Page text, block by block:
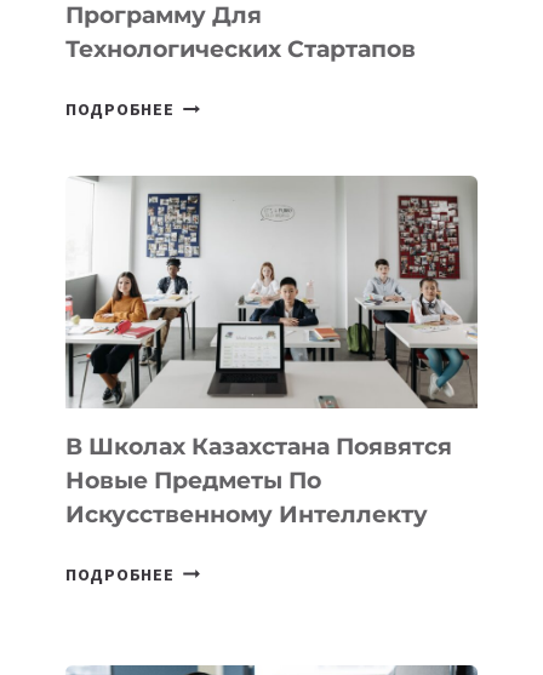
ПРЕДПРИНИМАТЕЛЬСТВО
Программу Для
Технологических Стартапов
ПОДРОБНЕЕ ОТКРЫТ
DEAL
VELOCITY
BY
MOST
—
МЕЖДУНАРОДНУЮ
ПРОГРАММУ
ДЛЯ
ТЕХНОЛОГИЧЕСКИХ
В Школах Казахстана Появятся
Новые Предметы По
Искусственному Интеллекту
ПОДРОБНЕЕ В